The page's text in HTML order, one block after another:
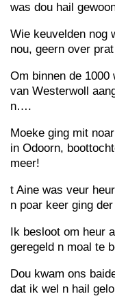
was dou hail
Wie keuvelden nog
nou, geern over
Om binnen de 1000
van Westerwoll
n….
Moeke ging mit
in Odoorn,
meer!
t Aine was veur
n poar keer ging
Ik besloot om heur
geregeld n moal te
Dou kwam ons
dat ik wel n hail